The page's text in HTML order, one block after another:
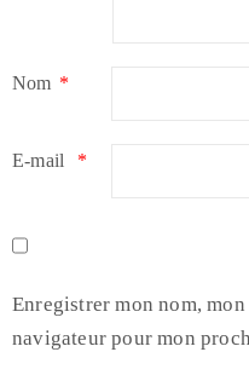
Nom *
E-mail *
Enregistrer mon nom,
navigateur pour mon